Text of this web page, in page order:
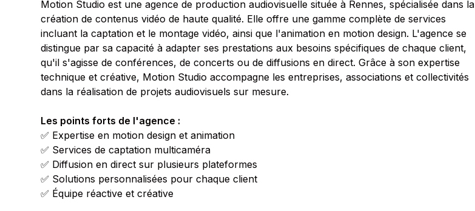
Motion Studio est une agence de production audiovisuelle située à Rennes, spécialisée dans la
création de contenus vidéo de haute qualité. Elle offre une gamme complète de services
incluant la captation et le montage vidéo, ainsi que l'animation en motion design. L'agence se
distingue par sa capacité à adapter ses prestations aux besoins spécifiques de chaque client,
qu'il s'agisse de conférences, de concerts ou de diffusions en direct. Grâce à son expertise
technique et créative, Motion Studio accompagne les entreprises, associations et collectivités
dans la réalisation de projets audiovisuels sur mesure.
Les points forts de l'agence :
✅ Expertise en motion design et animation
✅ Services de captation multicaméra
✅ Diffusion en direct sur plusieurs plateformes
✅ Solutions personnalisées pour chaque client
✅ Équipe réactive et créative